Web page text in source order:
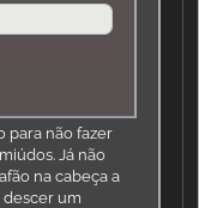
para não fazer
Já não
na cabeça a
descer um